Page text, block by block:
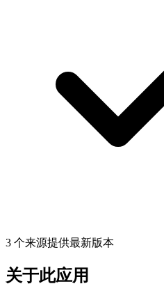
3 个来源提供最新版本
关于此应用